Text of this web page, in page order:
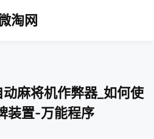
淘网
麻将机作弊器_如何使
装置-万能程序